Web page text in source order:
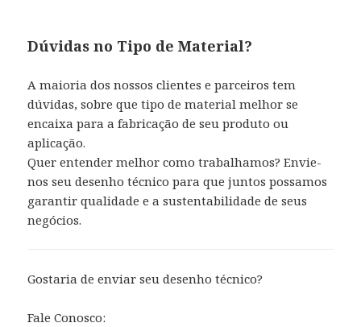
Dúvidas no Tipo de Material?
A maioria dos nossos clientes e parceiros tem
dúvidas, sobre que tipo de material melhor se
encaixa para a fabricação de seu produto ou
aplicação.
Quer entender melhor como trabalhamos? Envie-
nos seu desenho técnico para que juntos possamos
garantir qualidade e a sustentabilidade de seus
negócios.
Gostaria de enviar seu desenho técnico?
Fale Conosco: